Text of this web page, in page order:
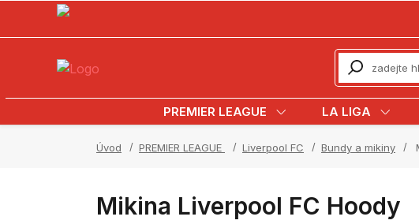
PREMIER LEAGUE LA LIGA
Úvod PREMIER LEAGUE Liverpool FC Bundy a mikiny
Mikina Liverpool FC Hoody